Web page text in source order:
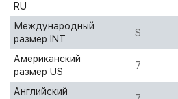
RU
Международный
размер INT
S
Американский
размер US
7
Английский